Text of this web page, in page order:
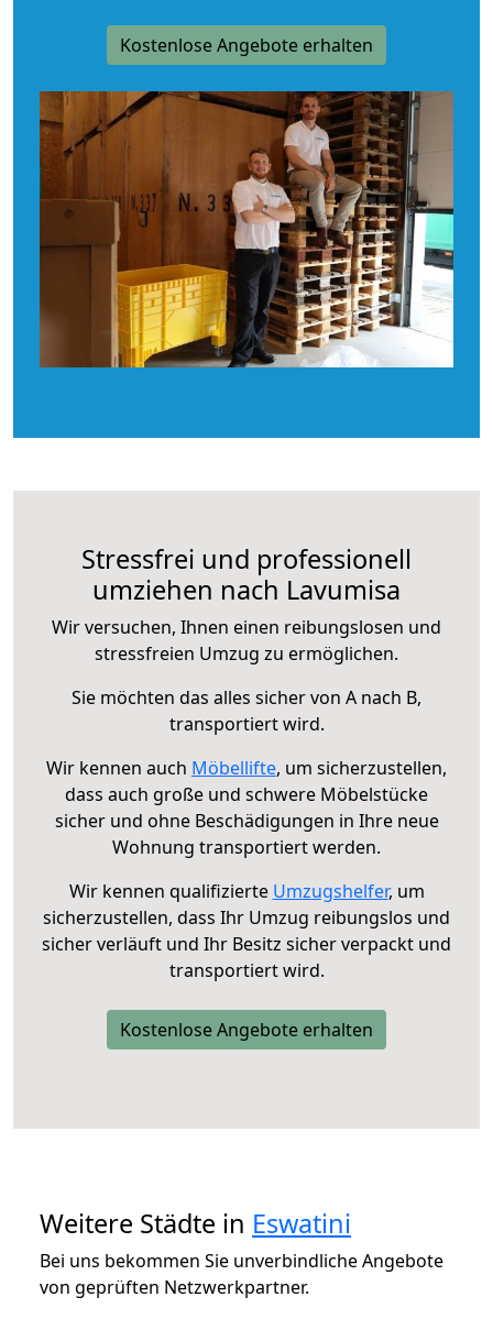
Kostenlose Angebote erhalten
Stressfrei und professionell
umziehen nach Lavumisa
Wir versuchen, Ihnen einen reibungslosen und
stressfreien Umzug zu ermöglichen.
Sie möchten das alles sicher von A nach B,
transportiert wird.
Wir kennen auch Möbellifte, um sicherzustellen,
dass auch große und schwere Möbelstücke
sicher und ohne Beschädigungen in Ihre neue
Wohnung transportiert werden.
Wir kennen qualifizierte Umzugshelfer, um
sicherzustellen, dass Ihr Umzug reibungslos und
sicher verläuft und Ihr Besitz sicher verpackt und
transportiert wird.
Kostenlose Angebote erhalten
Weitere Städte in Eswatini
Bei uns bekommen Sie unverbindliche Angebote
von geprüften Netzwerkpartner.